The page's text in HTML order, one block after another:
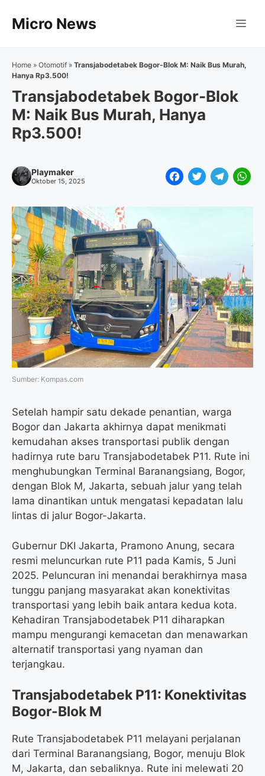
Micro News
Home » Otomotif » Transjabodetabek Bogor-Blok M: Naik Bus Murah,
Hanya Rp3.500!
Transjabodetabek Bogor-Blok
M: Naik Bus Murah, Hanya
Rp3.500!
Playmaker
Oktober 15, 2025
F
b
o
o
k
T
r
T
a
m
W
A
p
p
Sumber: Kompas.com
Setelah hampir satu dekade penantian, warga
Bogor dan Jakarta akhirnya dapat menikmati
kemudahan akses transportasi publik dengan
hadirnya rute baru Transjabodetabek P11. Rute ini
menghubungkan Terminal Baranangsiang, Bogor,
dengan Blok M, Jakarta, sebuah jalur yang telah
lama dinantikan untuk mengatasi kepadatan lalu
lintas di jalur Bogor-Jakarta.
Gubernur DKI Jakarta, Pramono Anung, secara
resmi meluncurkan rute P11 pada Kamis, 5 Juni
2025. Peluncuran ini menandai berakhirnya masa
tunggu panjang masyarakat akan konektivitas
transportasi yang lebih baik antara kedua kota.
Kehadiran Transjabodetabek P11 diharapkan
mampu mengurangi kemacetan dan menawarkan
alternatif transportasi yang nyaman dan
terjangkau.
Transjabodetabek P11: Konektivitas
Bogor-Blok M
Rute Transjabodetabek P11 melayani perjalanan
dari Terminal Baranangsiang, Bogor, menuju Blok
M, Jakarta, dan sebaliknya. Rute ini melewati 20